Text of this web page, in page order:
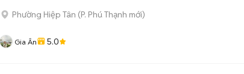
Phường Hiệp Tân (P. Phú Thạnh mới)
Gia Ân 5.0